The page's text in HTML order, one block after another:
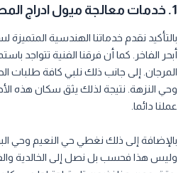
1. خدمات معالجة ميول ادراج المطبخ في أحياء الشمال
بالتأكيد نقدم خدماتنا الهندسية
أبحر الفاخر. كما أن فرقنا الفنية تتواجد
المرجان. إلى جانب ذلك نلبي كافة طلبات
وحي النزهة. نتيجة لذلك يثق سكان هذه
عملنا دائما.
بالإضافة إلى ذلك نغطي حي النعيم وحي
وليس هذا فحسب بل نصل إلى الخالدية